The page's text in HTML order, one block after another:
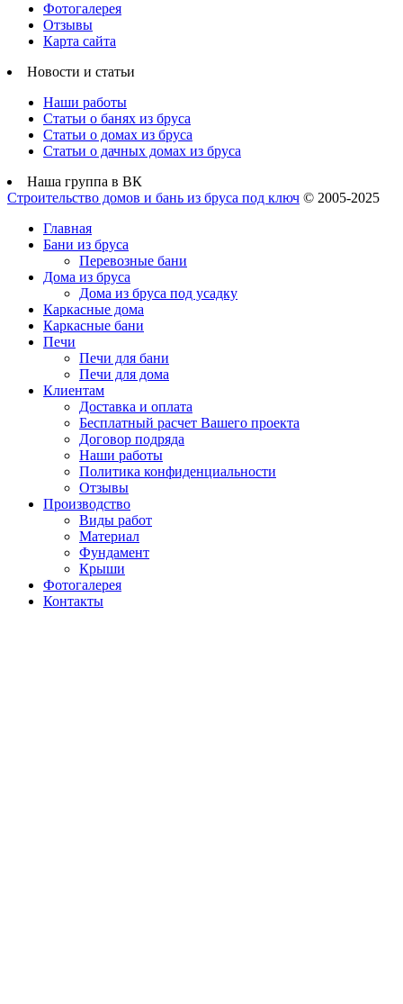
Фотогалерея
Отзывы
Карта сайта
Новости и статьи
Наши работы
Статьи о банях из бруса
Статьи о домах из бруса
Статьи о дачных домах из бруса
Наша группа в ВК
Строительство домов и бань из бруса под ключ © 2005-2025
Главная
Бани из бруса
Перевозные бани
Дома из бруса
Дома из бруса под усадку
Каркасные дома
Каркасные бани
Печи
Печи для бани
Печи для дома
Клиентам
Доставка и оплата
Бесплатный расчет Вашего проекта
Договор подряда
Наши работы
Политика конфиденциальности
Отзывы
Производство
Виды работ
Материал
Фундамент
Крыши
Фотогалерея
Контакты